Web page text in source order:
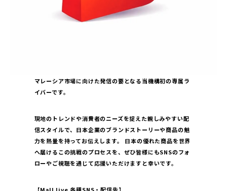
マレーシア市場に向けた発信の要となる当機構初の専属ラ
イバーです。
現地のトレンドや消費者のニーズを捉えた親しみやすい配
信スタイルで、日本企業のブランドストーリーや商品の魅
力を熱量を持ってお伝えします。 日本の優れた商品を世界
へ届けるこの挑戦のプロセスを、ぜひ皆様にもSNSのフォ
ローやご視聴を通じて応援いただけますと幸いです。